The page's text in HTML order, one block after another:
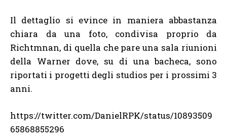
Il dettaglio si evince in maniera abbastanza
chiara da una foto, condivisa proprio da
Richtmnan, di quella che pare una sala riunioni
della Warner dove, su di una bacheca, sono
riportati i progetti degli studios per i prossimi 3
anni.
https://twitter.com/DanielRPK/status/10893509
65868855296